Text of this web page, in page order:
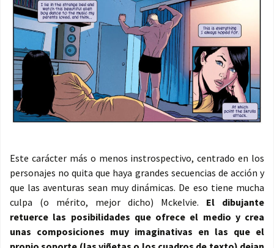
Este carácter más o menos instrospectivo, centrado en los
personajes no quita que haya grandes secuencias de acción y
que las aventuras sean muy dinámicas. De eso tiene mucha
culpa (o mérito, mejor dicho) Mckelvie. El dibujante
retuerce las posibilidades que ofrece el medio y crea
unas composiciones muy imaginativas en las que el